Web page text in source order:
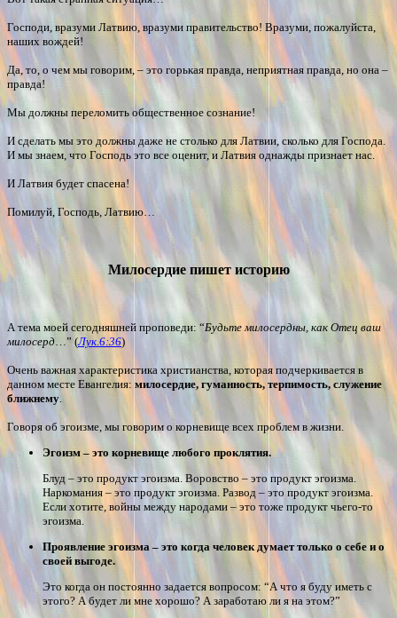
Господи, вразуми Латвию, вразуми правительство! Вразуми, пожалуйста,
наших вождей!
Да, то, о чем мы говорим, – это горькая правда, неприятная правда, но она –
правда!
Мы должны переломить общественное сознание!
И сделать мы это должны даже не столько для Латвии, сколько для Господа.
И мы знаем, что Господь это все оценит, и Латвия однажды признает нас.
И Латвия будет спасена!
Помилуй, Господь, Латвию…
Милосердие пишет историю
А тема моей сегодняшней проповеди: “Будьте милосердны, как Отец ваш
милосерд …” (Лук.6:36)
Очень важная характеристика христианства, которая подчеркивается в
данном месте Евангелия: милосердие, гуманность, терпимость, служение
ближнему
Говоря об эгоизме, мы говорим о корневище всех проблем в жизни.
Эгоизм – это корневище любого проклятия.
Блуд – это продукт эгоизма. Воровство – это продукт эгоизма.
Наркомания – это продукт эгоизма. Развод – это продукт эгоизма.
Если хотите, войны между народами – это тоже продукт чьего-то
эгоизма.
Проявление эгоизма – это когда человек думает только о себе и о
своей выгоде.
Это когда он постоянно задается вопросом: “А что я буду иметь с
этого? А будет ли мне хорошо? А заработаю ли я на этом?”